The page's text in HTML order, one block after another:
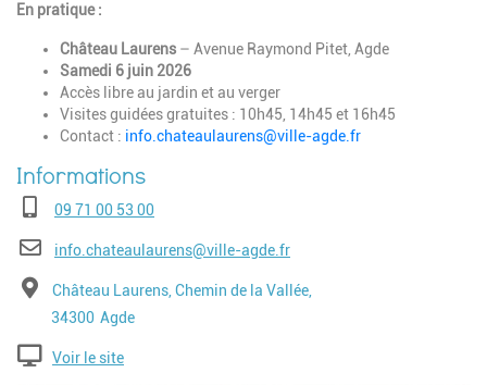
En pratique :
Château Laurens – Avenue Raymond Pitet, Agde
Samedi 6 juin 2026
Accès libre au jardin et au verger
Visites guidées gratuites : 10h45, 14h45 et 16h45
Contact : info.chateaulaurens@ville-agde.fr
Téléphone09 71 00 53 00
E-mailinfo.chateaulaurens@ville-agde.fr
AdresseChâteau Laurens, Chemin de la Vallée,
Code postal
34300 Ville
Agde
Voir le site